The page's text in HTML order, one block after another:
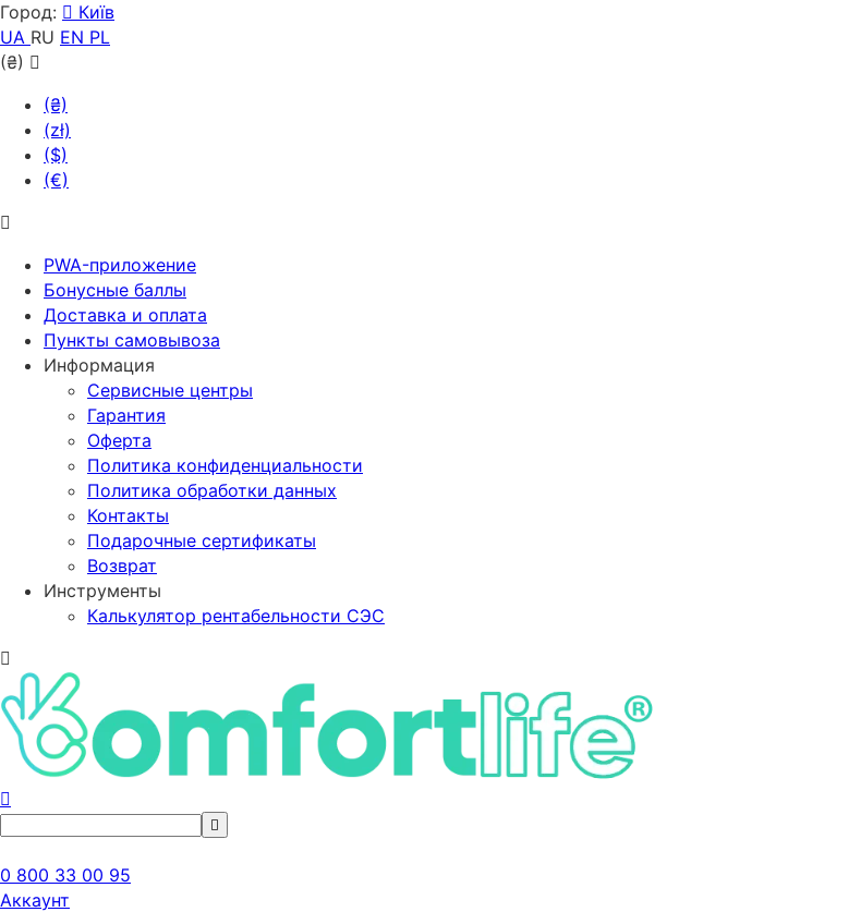
Город:
Київ
UA RU EN PL
(₴)
(₴)
(zł)
($)
(€)
PWA-приложение
Бонусные баллы
Доставка и оплата
Пункты самовывоза
Информация
Сервисные центры
Гарантия
Оферта
Политика конфиденциальности
Политика обработки данных
Контакты
Подарочные сертификаты
Возврат
Инструменты
Калькулятор рентабельности СЭС
0 800 33 00 95
Аккаунт